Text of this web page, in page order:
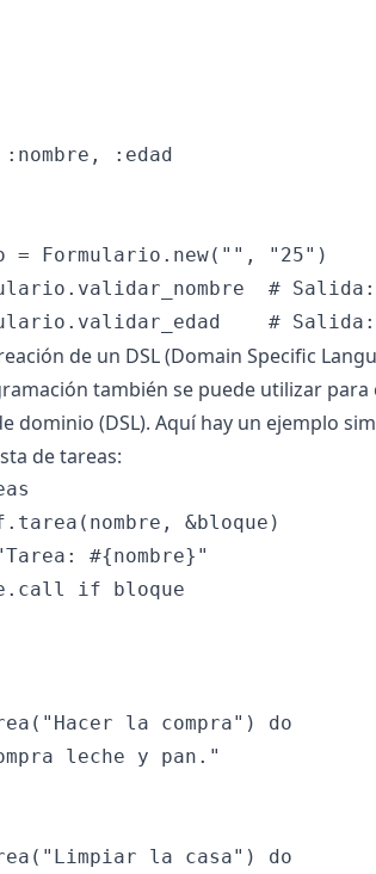
:edad
= Formulario.new("", "25")
# Salida:
de un DSL (Domain Specific
también se puede utilizar para
dominio (DSL). Aquí hay un ejemplo
de tareas:
&bloque)
#{nombre}"
if bloque
la compra") do
leche y pan."
la casa") do